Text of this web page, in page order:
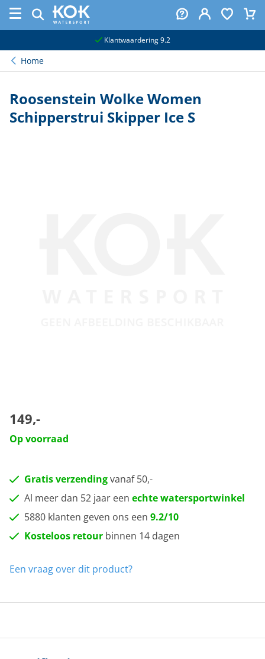
Klantwaardering 9.2
Home
Roosenstein Wolke Women
Schipperstrui Skipper Ice S
149,-
Op voorraad
Gratis verzendingvanaf 50,-
Al meer dan 52 jaar een echte watersportwinkel
5880 klanten geven ons een 9.2/10
Kosteloos retour binnen 14 dagen
Een vraag over dit product?